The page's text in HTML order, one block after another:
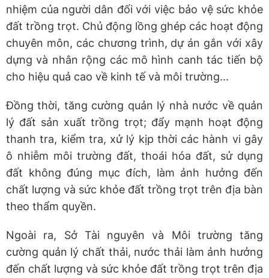
nhiệm của người dân đối với việc bảo vệ sức khỏe
đất trồng trọt. Chủ động lồng ghép các hoạt động
chuyên môn, các chương trình, dự án gắn với xây
dựng và nhân rộng các mô hình canh tác tiến bộ
cho hiệu quả cao về kinh tế và môi trường...
Đồng thời, tăng cường quản lý nhà nước về quản
lý đất sản xuất trồng trọt; đẩy mạnh hoạt động
thanh tra, kiểm tra, xử lý kịp thời các hành vi gây
ô nhiễm môi trường đất, thoái hóa đất, sử dụng
đất không đúng mục đích, làm ảnh hưởng đến
chất lượng và sức khỏe đất trồng trọt trên địa bàn
theo thẩm quyền.
Ngoài ra, Sở Tài nguyên và Môi trường tăng
cường quản lý chất thải, nước thải làm ảnh hưởng
đến chất lượng và sức khỏe đất trồng trọt trên địa